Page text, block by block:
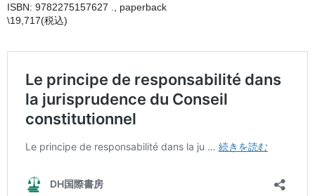
ISBN: 9782275157627 ., paperback
\19,717(税込)